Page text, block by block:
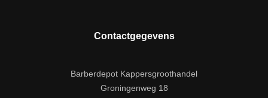
Contactgegevens
Barberdepot Kappersgroothandel
Groningenweg 18